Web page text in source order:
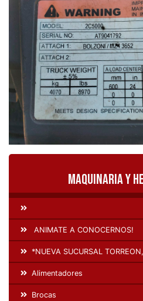
Maquinaria y
ANIMATE A CONOCERNOS!
*NUEVA SUCURSAL
Alimentadores
Brocas